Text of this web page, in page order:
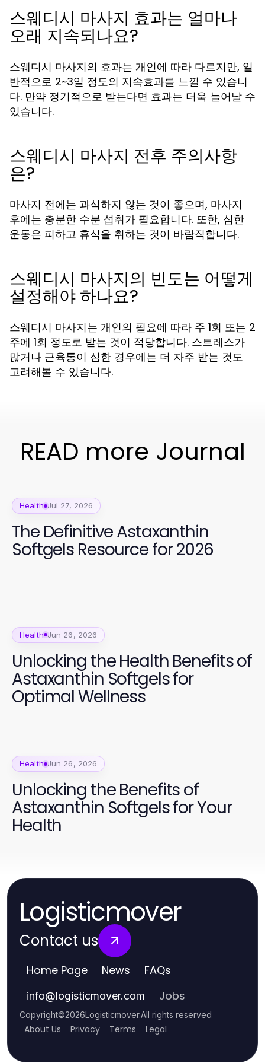
스웨디시 마사지 효과는 얼마나
오래 지속되나요?
스웨디시 마사지의 효과는 개인에 따라 다르지만, 일
반적으로 2~3일 정도의 지속효과를 느낄 수 있습니
다. 만약 정기적으로 받는다면 효과는 더욱 늘어날 수
있습니다.
스웨디시 마사지 전후 주의사항
은?
마사지 전에는 과식하지 않는 것이 좋으며, 마사지
후에는 충분한 수분 섭취가 필요합니다. 또한, 심한
운동은 피하고 휴식을 취하는 것이 바람직합니다.
스웨디시 마사지의 빈도는 어떻게
설정해야 하나요?
스웨디시 마사지는 개인의 필요에 따라 주 1회 또는 2
주에 1회 정도로 받는 것이 적당합니다. 스트레스가
많거나 근육통이 심한 경우에는 더 자주 받는 것도
고려해볼 수 있습니다.
READ more Journal
Health Jul 27, 2026
The Definitive Astaxanthin
Softgels Resource for 2026
Health Jun 26, 2026
Unlocking the Health Benefits of
Astaxanthin Softgels for
Optimal Wellness
Health Jun 26, 2026
Unlocking the Benefits of
Astaxanthin Softgels for Your
Health
Logisticmover
Contact us
Home Page News FAQs
info@logisticmover.com Jobs
Copyright©2026Logisticmover.All rights reserved
About Us Privacy Terms Legal